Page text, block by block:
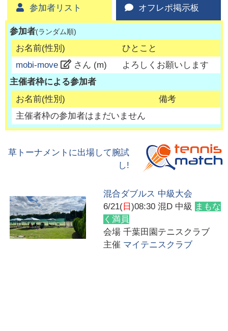
参加者リスト オフレポ掲示板
参加者(ランダム順)
お名前(性別)
ひとこと
mobi-move
さん (m)
よろしくお願いします
主催者枠による参加者
お名前(性別)
備考
主催者枠の参加者はまだいません
草トーナメントに出場して腕試
し!
混合ダブルス 中級大会
6/21(日 )08:30 混D 中級 まもな
く満員
会場 千葉田園テニスクラブ
主催 マイテニスクラブ